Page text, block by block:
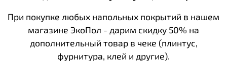
При покупке любых напольных покрытий в нашем
магазине ЭкоПол - дарим скидку 50% на
дополнительный товар в чеке (плинтус,
фурнитура, клей и другие).